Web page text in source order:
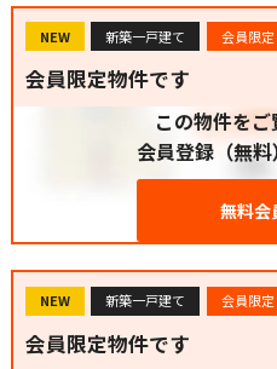
NEW 新築一戸建て 会員限定
会員限定物件です
この物件をご
会員登録（無料
無料会
NEW 新築一戸建て 会員限定
会員限定物件です